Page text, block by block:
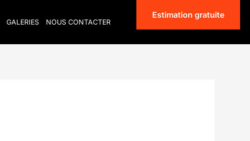
GALERIES NOUS CONTACTER
Estimation gratuite